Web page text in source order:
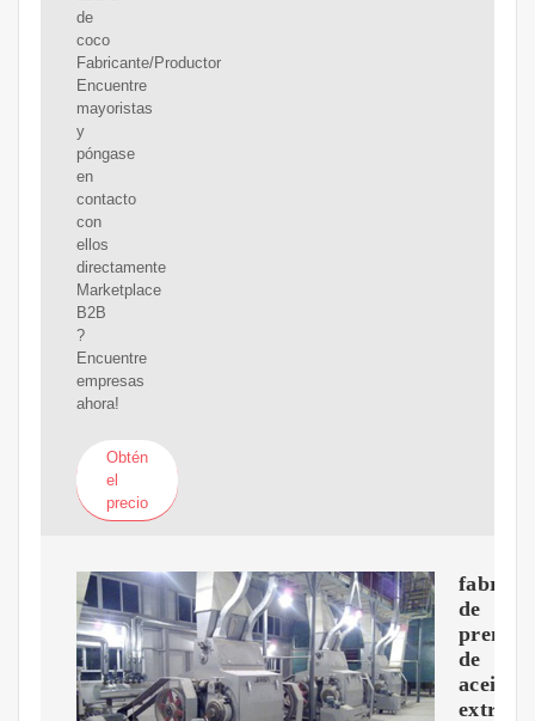
de
coco
Fabricante/Productor
Encuentre
mayoristas
y
póngase
en
contacto
con
ellos
directamente
Marketplace
B2B
?
Encuentre
empresas
ahora!
Obtén
el
precio
de
prensas
de
aceite